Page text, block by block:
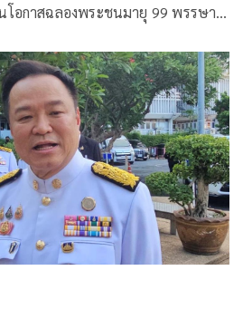
โอกาสฉลองพระชนมายุ 99 พรรษา